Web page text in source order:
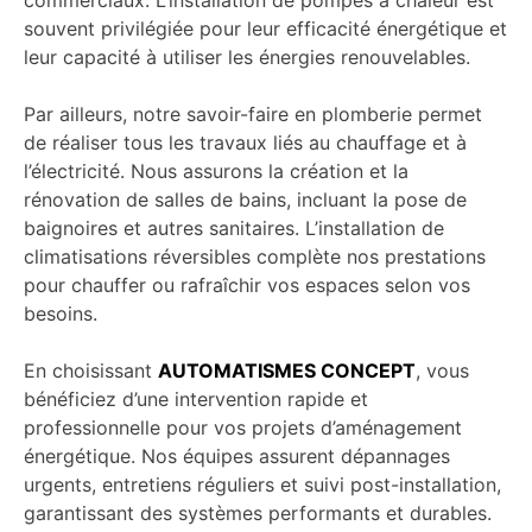
souvent privilégiée pour leur efficacité énergétique et
leur capacité à utiliser les énergies renouvelables.
Par ailleurs, notre savoir-faire en plomberie permet
de réaliser tous les travaux liés au chauffage et à
l’électricité. Nous assurons la création et la
rénovation de salles de bains, incluant la pose de
baignoires et autres sanitaires. L’installation de
climatisations réversibles complète nos prestations
pour chauffer ou rafraîchir vos espaces selon vos
besoins.
En choisissant AUTOMATISMES CONCEPT, vous
bénéficiez d’une intervention rapide et
professionnelle pour vos projets d’aménagement
énergétique. Nos équipes assurent dépannages
urgents, entretiens réguliers et suivi post-installation,
garantissant des systèmes performants et durables.